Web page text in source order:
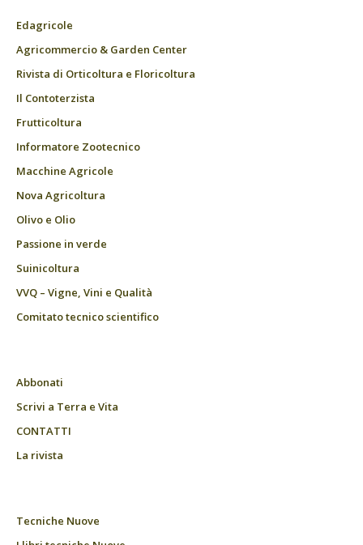
Edagricole
Agricommercio & Garden Center
Rivista di Orticoltura e Floricoltura
Il Contoterzista
Frutticoltura
Informatore Zootecnico
Macchine Agricole
Nova Agricoltura
Olivo e Olio
Passione in verde
Suinicoltura
VVQ – Vigne, Vini e Qualità
Comitato tecnico scientifico
Abbonati
Scrivi a Terra e Vita
CONTATTI
La rivista
Tecniche Nuove